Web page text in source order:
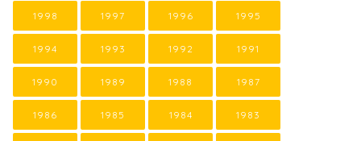
1998 1997 1996 1995
1994 1993 1992 1991
1990 1989 1988 1987
1986 1985 1984 1983